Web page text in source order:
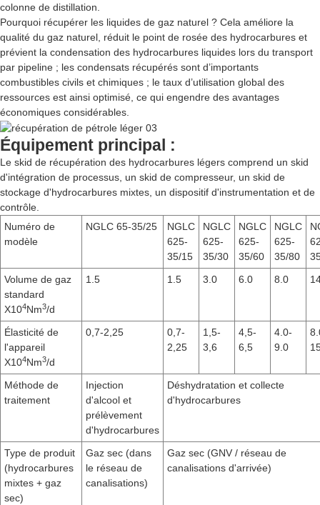
colonne de distillation.
Pourquoi récupérer les liquides de gaz naturel ? Cela améliore la
qualité du gaz naturel, réduit le point de rosée des hydrocarbures et
prévient la condensation des hydrocarbures liquides lors du transport
par pipeline ; les condensats récupérés sont d’importants
combustibles civils et chimiques ; le taux d’utilisation global des
ressources est ainsi optimisé, ce qui engendre des avantages
économiques considérables.
Équipement principal :
Le skid de récupération des hydrocarbures légers comprend un skid
d'intégration de processus, un skid de compresseur, un skid de
stockage d'hydrocarbures mixtes, un dispositif d'instrumentation et de
contrôle.
Numéro de
modèle
NGLC 65-35/25
NGLC
625-
35/15
NGLC
625-
35/30
NGLC
625-
35/60
NGLC
625-
35/80
Volume de gaz
standard
X104Nm3/d
1.5 1.5 3.0 6.0 8.0
Élasticité de
l'appareil
X104Nm3/d
0,7-2,25
0,7-
2,25
1,5-
3,6
4,5-
6,5
4.0-
9.0
Méthode de
traitement
Injection
d'alcool et
prélèvement
d'hydrocarbures
Déshydratation et collecte
d'hydrocarbures
Type de produit
(hydrocarbures
mixtes + gaz
sec)
Gaz sec (dans
le réseau de
canalisations)
Gaz sec (GNV / réseau de
canalisations d'arrivée)